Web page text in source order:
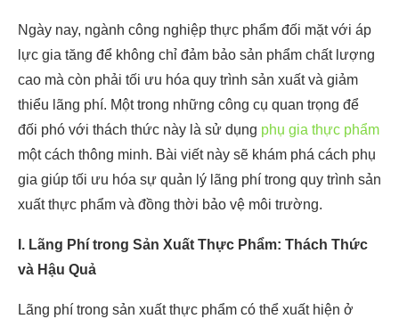
Ngày nay, ngành công nghiệp thực phẩm đối mặt với áp
lực gia tăng để không chỉ đảm bảo sản phẩm chất lượng
cao mà còn phải tối ưu hóa quy trình sản xuất và giảm
thiểu lãng phí. Một trong những công cụ quan trọng để
đối phó với thách thức này là sử dụng phụ gia thực phẩm
một cách thông minh. Bài viết này sẽ khám phá cách phụ
gia giúp tối ưu hóa sự quản lý lãng phí trong quy trình sản
xuất thực phẩm và đồng thời bảo vệ môi trường.
I. Lãng Phí trong Sản Xuất Thực Phẩm: Thách Thức
và Hậu Quả
Lãng phí trong sản xuất thực phẩm có thể xuất hiện ở